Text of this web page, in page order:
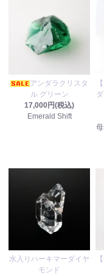
アンダラクリスタ
ル グリーン
17,000円(税込)
Emerald Shift
水入りハーキマーダイヤ
モンド